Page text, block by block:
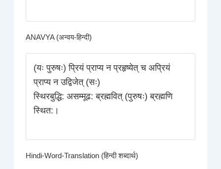
ANAVYA (अन्वय-हिन्दी)
(यः पुरुषः) प्रियं प्राप्य न प्रहृष्येत् च अप्रियं
प्राप्य न उद्विजेत् (सः)
स्थिरबुद्धि: असम्मूढ: ब्रह्मवित्‌ (पुरुषः) ब्रह्मणि
स्थित:।
Hindi-Word-Translation (हिन्दी शब्दार्थ)